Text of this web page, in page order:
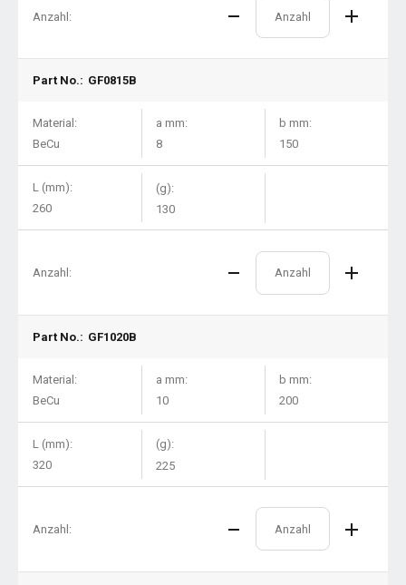
Anzahl:
Part No.: GF0815B
Material:
BeCu
a mm:
8
b mm:
150
L (mm):
260
(g):
130
Anzahl:
Part No.: GF1020B
Material:
BeCu
a mm:
10
b mm:
200
L (mm):
320
(g):
225
Anzahl: